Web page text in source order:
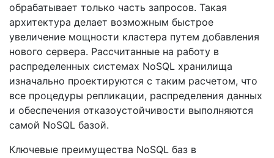
обрабатывает только часть запросов. Такая
архитектура делает возможным быстрое
увеличение мощности кластера путем добавления
нового сервера. Рассчитанные на работу в
распределенных системах NoSQL хранилища
изначально проектируются с таким расчетом, что
все процедуры репликации, распределения данных
и обеспечения отказоустойчивости выполняются
самой NoSQL базой.
Ключевые преимущества NoSQL баз в